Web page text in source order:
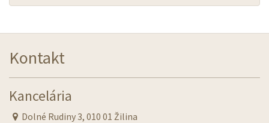
Kontakt
Kancelária
Dolné Rudiny 3, 010 01 Žilina